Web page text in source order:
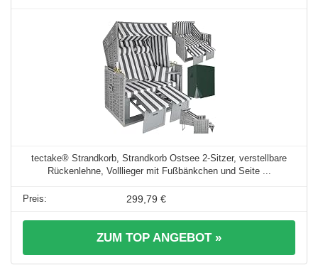
tectake® Strandkorb, Strandkorb Ostsee 2-Sitzer, verstellbare
Rückenlehne, Volllieger mit Fußbänkchen und Seite ...
299,79 €
ZUM TOP ANGEBOT »